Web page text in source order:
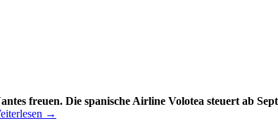
freuen. Die spanische Airline Volotea steuert ab
→